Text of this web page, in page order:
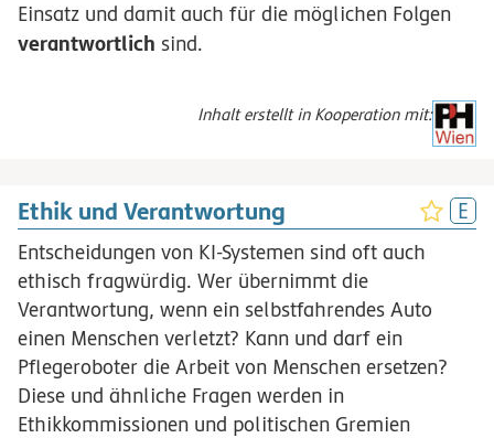
Einsatz und damit auch für die möglichen Folgen
verantwortlich sind.
Inhalt erstellt in Kooperation mit:
Ethik und Verantwortung
Entscheidungen von KI-Systemen sind oft auch
ethisch fragwürdig. Wer übernimmt die
Verantwortung, wenn ein selbstfahrendes Auto
einen Menschen verletzt? Kann und darf ein
Pflegeroboter die Arbeit von Menschen ersetzen?
Diese und ähnliche Fragen werden in
Ethikkommissionen und politischen Gremien